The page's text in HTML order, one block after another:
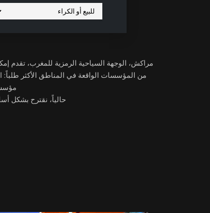
مراكش، الوجهة السياحية الرمزية للمغرب، تقدم
من المؤسسات الواقعة في المناطق الأكثر طلباً:
حالياً، نقترح بشكل